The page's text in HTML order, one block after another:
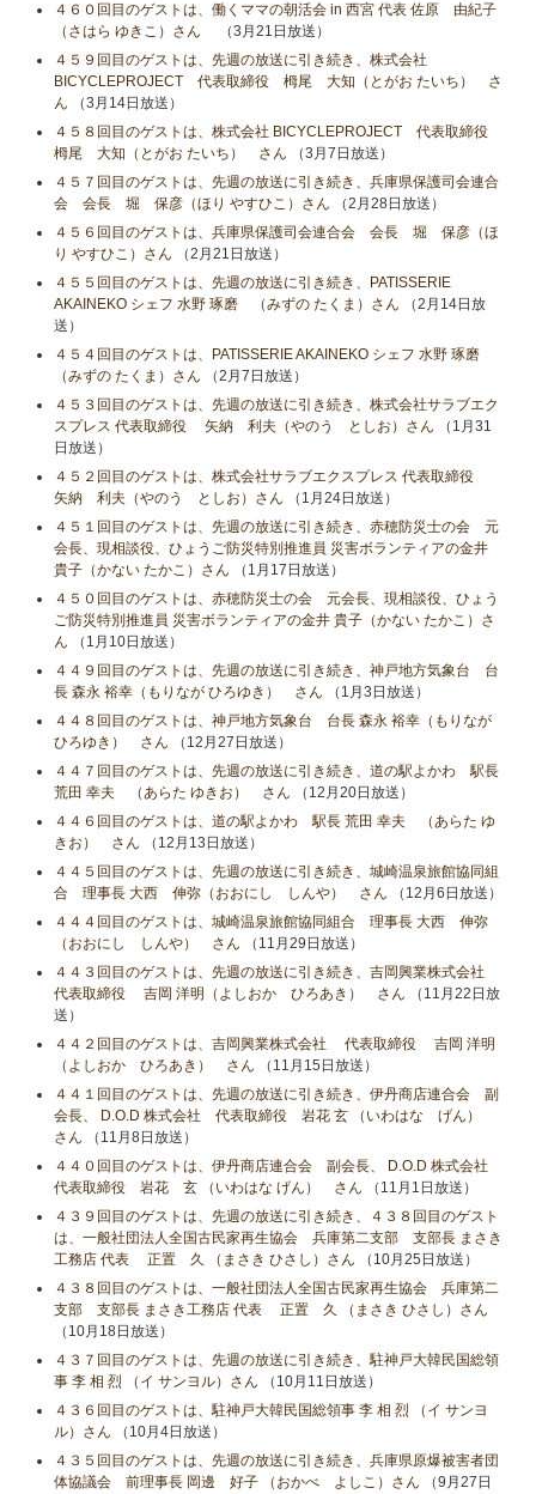
４６０回目のゲストは、働くママの朝活会 in 西宮 代表 佐原 由紀子
（さはら ゆきこ）さん
（3月21日放送）
４５９回目のゲストは、先週の放送に引き続き、株式会社
BICYCLEPROJECT 代表取締役 栂尾 大知（とがお たいち） さ
ん （3月14日放送）
４５８回目のゲストは、株式会社 BICYCLEPROJECT 代表取締役
栂尾 大知（とがお たいち） さん （3月7日放送）
４５７回目のゲストは、先週の放送に引き続き、兵庫県保護司会連合
会 会長 堀 保彦（ほり やすひこ）さん （2月28日放送）
４５６回目のゲストは、兵庫県保護司会連合会 会長 堀 保彦（ほ
り やすひこ）さん （2月21日放送）
４５５回目のゲストは、先週の放送に引き続き、PATISSERIE
AKAINEKO シェフ 水野 琢磨 （みずの たくま）さん （2月14日放
送）
４５４回目のゲストは、PATISSERIE AKAINEKO シェフ 水野 琢磨
（みずの たくま）さん （2月7日放送）
４５３回目のゲストは、先週の放送に引き続き、株式会社サラブエク
スプレス 代表取締役 矢納 利夫（やのう としお）さん （1月31
日放送）
４５２回目のゲストは、株式会社サラブエクスプレス 代表取締役
矢納 利夫（やのう としお）さん （1月24日放送）
４５１回目のゲストは、先週の放送に引き続き、赤穂防災士の会 元
会長、現相談役、ひょうご防災特別推進員 災害ボランティアの金井
貴子（かない たかこ）さん （1月17日放送）
４５０回目のゲストは、赤穂防災士の会 元会長、現相談役、ひょう
ご防災特別推進員 災害ボランティアの金井 貴子（かない たかこ）さ
ん （1月10日放送）
４４９回目のゲストは、先週の放送に引き続き、神戸地方気象台 台
長 森永 裕幸（もりなが ひろゆき） さん （1月3日放送）
４４８回目のゲストは、神戸地方気象台 台長 森永 裕幸（もりなが
ひろゆき） さん （12月27日放送）
４４７回目のゲストは、先週の放送に引き続き、道の駅よかわ 駅長
荒田 幸夫 （あらた ゆきお） さん （12月20日放送）
４４６回目のゲストは、道の駅よかわ 駅長 荒田 幸夫 （あらた ゆ
きお） さん （12月13日放送）
４４５回目のゲストは、先週の放送に引き続き、城崎温泉旅館協同組
合 理事長 大西 伸弥（おおにし しんや） さん （12月6日放送）
４４４回目のゲストは、城崎温泉旅館協同組合 理事長 大西 伸弥
（おおにし しんや） さん （11月29日放送）
４４３回目のゲストは、先週の放送に引き続き、吉岡興業株式会社
代表取締役 吉岡 洋明（よしおか ひろあき） さん （11月22日放
送）
４４２回目のゲストは、吉岡興業株式会社 代表取締役 吉岡 洋明
（よしおか ひろあき） さん （11月15日放送）
４４１回目のゲストは、先週の放送に引き続き、伊丹商店連合会 副
会長、 D.O.D 株式会社 代表取締役 岩花 玄 （いわはな げん）
さん （11月8日放送）
４４０回目のゲストは、伊丹商店連合会 副会長、 D.O.D 株式会社
代表取締役 岩花 玄 （いわはな げん） さん （11月1日放送）
４３９回目のゲストは、先週の放送に引き続き、４３８回目のゲスト
は、一般社団法人全国古民家再生協会 兵庫第二支部 支部長 まさき
工務店 代表 正置 久 （まさき ひさし）さん （10月25日放送）
４３８回目のゲストは、一般社団法人全国古民家再生協会 兵庫第二
支部 支部長 まさき工務店 代表 正置 久 （まさき ひさし）さん
（10月18日放送）
４３７回目のゲストは、先週の放送に引き続き、駐神戸大韓民国総領
事 李 相 烈 （イ サンヨル）さん （10月11日放送）
４３６回目のゲストは、駐神戸大韓民国総領事 李 相 烈 （イ サンヨ
ル）さん （10月4日放送）
４３５回目のゲストは、先週の放送に引き続き、兵庫県原爆被害者団
体協議会 前理事長 岡邊 好子 （おかべ よしこ）さん （9月27日